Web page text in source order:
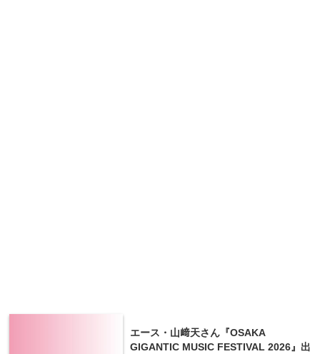
エース・山﨑天さん『OSAKA
GIGANTIC MUSIC FESTIVAL 2026』出